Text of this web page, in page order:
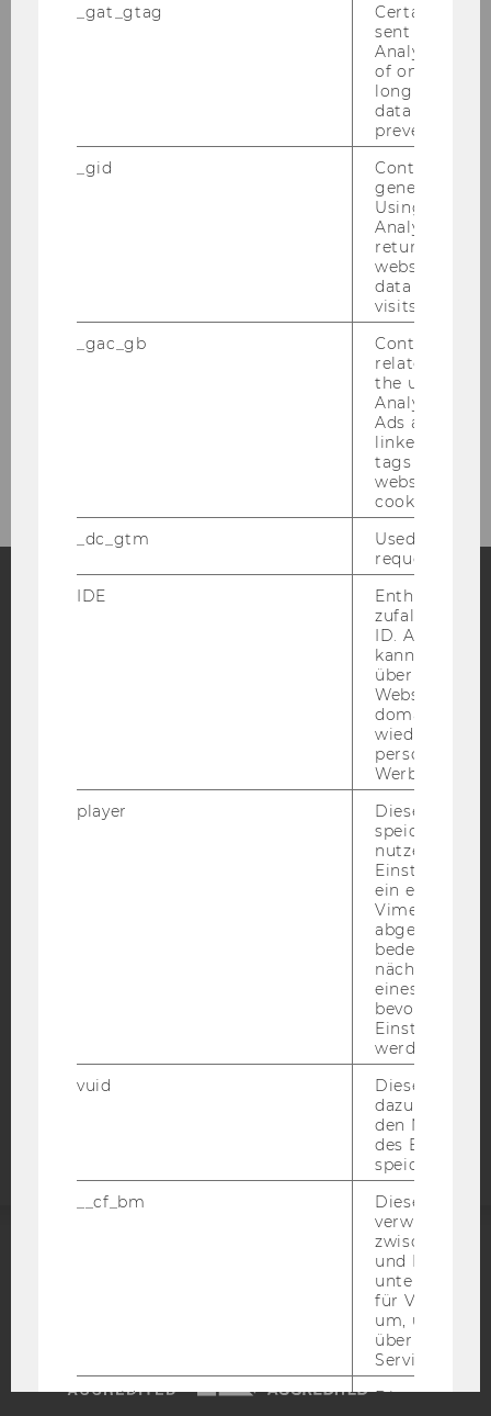
Projects
Contact
Lebensmittelverschwendung reduzieren-13-
Blog
Bluesky
BARRIEREFREIHEITSERKLÄRUNG WEBSEITE
DATENSCHUTZERKLÄRUNG SOCIAL MEDIA
STUDIENBEWERBER*INNEN UND STUDIERENDE
Barrierefreiheitserklärung
_gat_gtag
Certain data
sent to
Analytics a
of once per
long as it is
data
prevented.
_gid
Contains a
generated
Using this
Analytics can
returning
website and
data from
visits.
_gac_gb
Contains
related
the user. If
Analytics and
Ads accounts
linked, the
tags on the
website read
cookie.
_dc_gtm
Used to
request rate.
IDE
Enthält eine
ID. Anhand
kann Google
über
Websites
Werbung
player
Dieses Cookie
speichert
ein
Vimeo-Video
abgespielt
bedeutet,
nächsten
eines Vimeo-
bevorzugten
werden.
vuid
Dieser
dazu
den
des
speichern.
__cf_bm
Dieses
verwendet,
zwischen
und Bots zu
für Vimeo
um, um
über die
Service zu
_uetvid
Dieses